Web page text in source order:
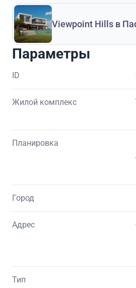
Viewpoint Hills в
Параметры
ID
Жилой комплекс
Планировка
Город
Адрес
Тип